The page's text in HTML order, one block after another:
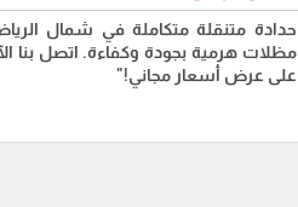
حدادة متنقلة متكاملة في شمال
مظلات هرمية بجودة وكفاءة. اتصل بنا
على عرض أسعار مجاني!"